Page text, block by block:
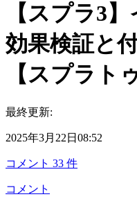
【スプラ3
効果検証と
【スプラト
最終更新:
2025年3月22日08:52
コメント 33 件
コメント